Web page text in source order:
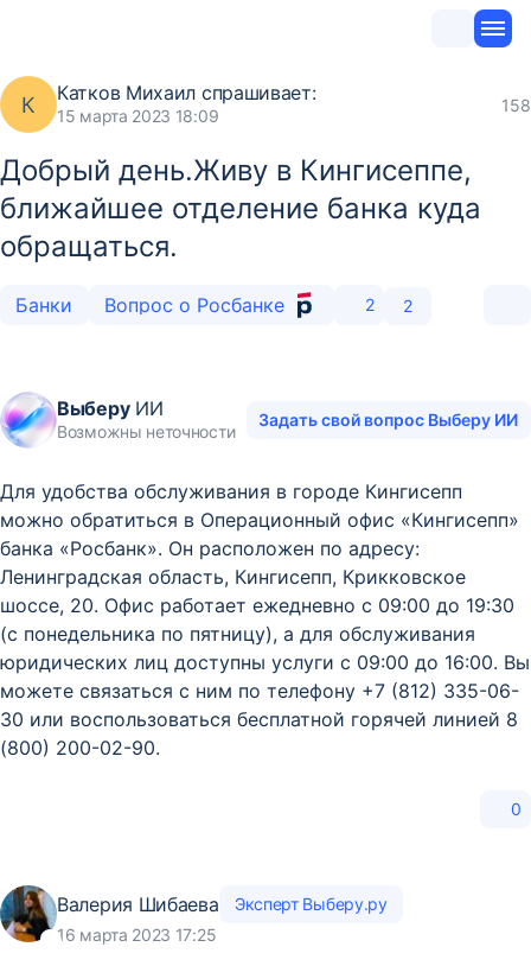
К Катков Михаил спрашивает:
15 марта 2023 18:09
158
Добрый день.Живу в Кингисеппе,
ближайшее отделение банка куда
обращаться.
Банки Вопрос о Росбанке 2 2
ВыберуИИ
Возможны неточности
Задать свой вопрос Выберу ИИ
Для удобства обслуживания в городе Кингисепп
можно обратиться в Операционный офис «Кингисепп»
банка «Росбанк». Он расположен по адресу:
Ленинградская область, Кингисепп, Крикковское
шоссе, 20. Офис работает ежедневно с 09:00 до 19:30
(с понедельника по пятницу), а для обслуживания
юридических лиц доступны услуги с 09:00 до 16:00. Вы
можете связаться с ним по телефону +7 (812) 335-06-
30 или воспользоваться бесплатной горячей линией 8
(800) 200-02-90.
0
Валерия Шибаева
Эксперт Выберу.ру
16 марта 2023 17:25